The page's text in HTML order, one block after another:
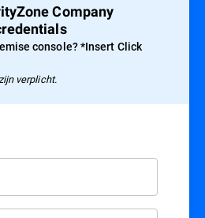
Company
console? *Insert Click
verplicht.